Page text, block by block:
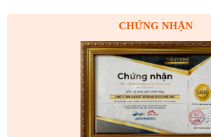
CHỨNG NHẬN